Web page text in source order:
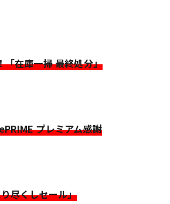
在庫一掃 最終処分」
プレミアム感謝
尽くしセール」